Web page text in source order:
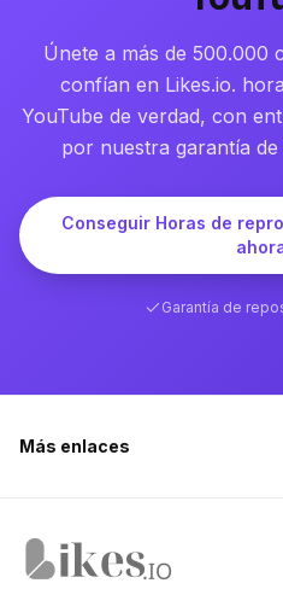
Únete a más de 500.000
confían en Likes.io.
YouTube de verdad, con
por nuestra garantía
Conseguir Horas de
Garantía de
Más enlaces